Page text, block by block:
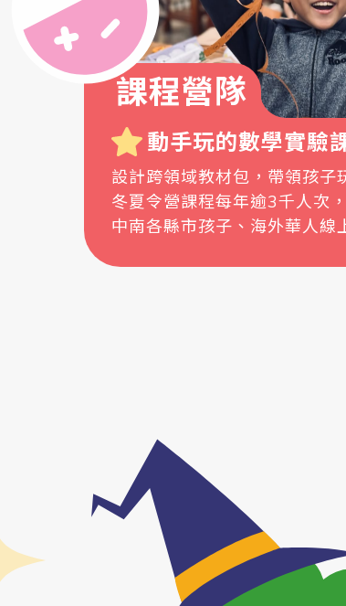
課程營隊
動手玩的數學實驗
設計跨領域教材包，帶領孩子
冬夏令營課程每年逾3千人次
中南各縣市孩子、海外華人線